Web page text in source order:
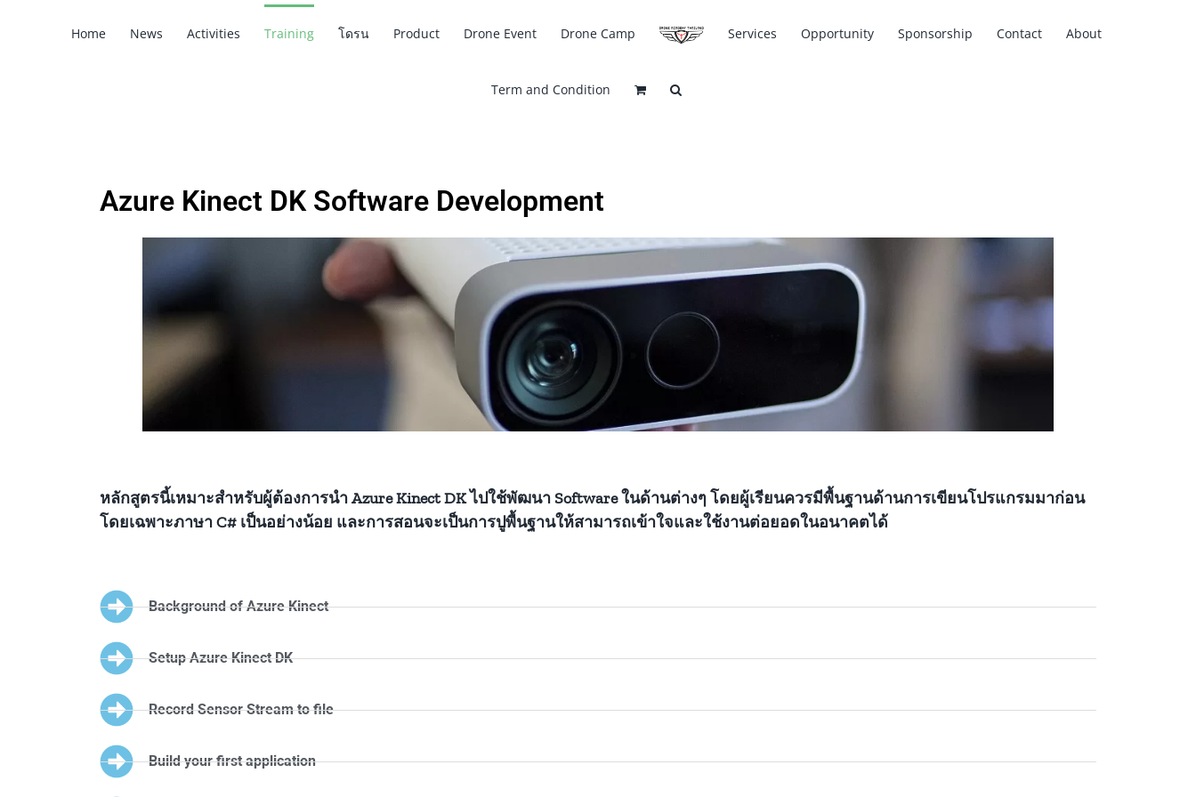
Home News Activities Training โดรน Product Drone Event Drone Camp Services Opportunity Sponsorship Contact About
Term and Condition
Azure Kinect DK Software Development
หลักสูตรนี้เหมาะสำหรับผู้ต้องการนำ Azure Kinect DK ไปใช้พัฒนา Software ในด้านต่างๆ โดยผู้เรียนควรมีพื้นฐานด้านการเขียนโปรแกรมมาก่อน
โดยเฉพาะภาษา C# เป็นอย่างน้อย และการสอนจะเป็นการปูพื้นฐานให้สามารถเข้าใจและใช้งานต่อยอดในอนาคตได้
Background of Azure Kinect
Setup Azure Kinect DK
Record Sensor Stream to file
Build your first application